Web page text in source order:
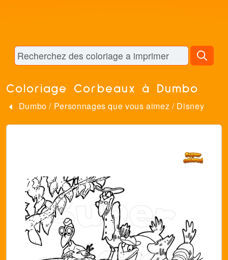
Coloriage Corbeaux à Dumbo
Dumbo / Personnages que vous aimez / Disney